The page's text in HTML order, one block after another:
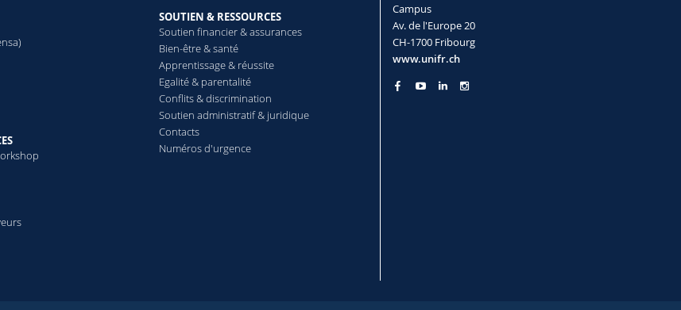
SOUTIEN & RESSOURCES
Soutien financier & assurances
Bien-être & santé
Apprentissage & réussite
Egalité & parentalité
Conflits & discrimination
Soutien administratif & juridique
Contacts
Numéros d'urgence
Campus
Av. de l'Europe 20
CH-1700 Fribourg
www.unifr.ch